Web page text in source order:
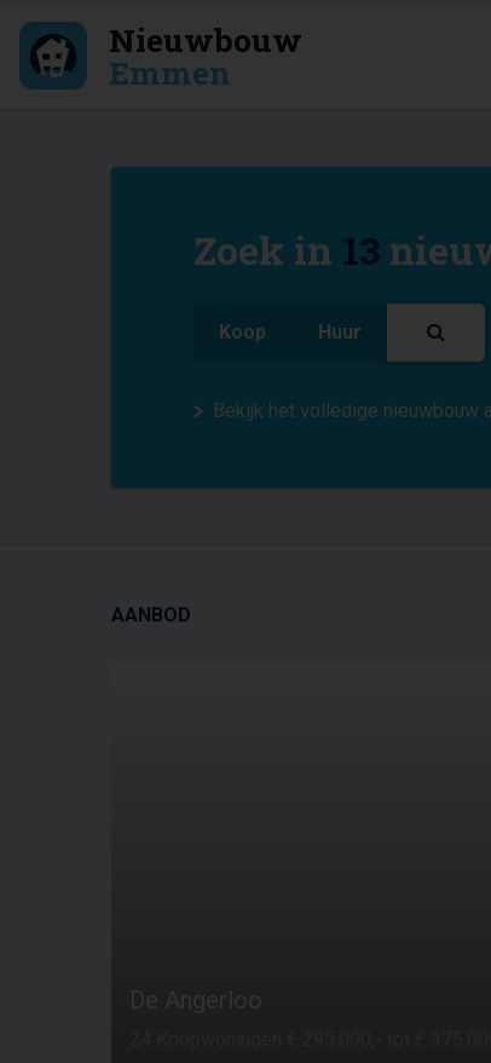
Nieuwbouw
Emmen
Zoek in 13
Koop Huur
Bekijk het volledige nieuwbouw
AANBOD